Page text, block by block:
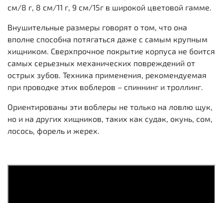
см/8 г, 8 см/11 г, 9 см/15г в широкой цветовой гамме.
Внушительные размеры говорят о том, что она
вполне способна потягаться даже с самым крупным
хищником. Сверхпрочное покрытие корпуса не боится
самых серьезных механических повреждений от
острых зубов. Техника применения, рекомендуемая
при проводке этих воблеров – спиннинг и троллинг.
Ориентированы эти воблеры не только на ловлю щук,
но и на других хищников, таких как судак, окунь, сом,
лосось, форель и жерех.